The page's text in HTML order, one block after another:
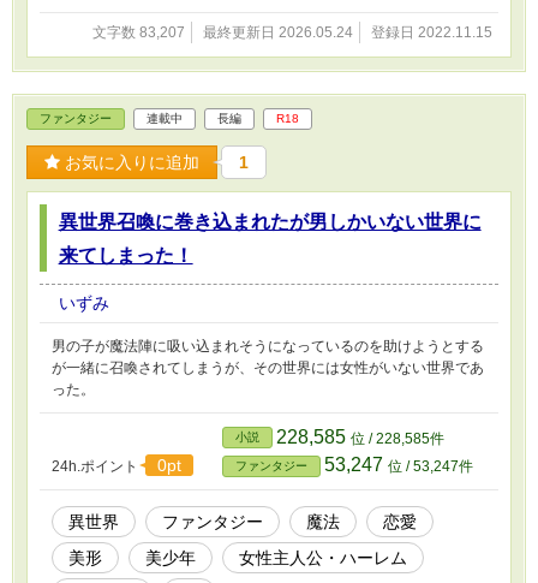
文字数 83,207 最終更新日 2026.05.24 登録日 2022.11.15
ファンタジー 連載中 長編 R18
お気に入りに追加 1
異世界召喚に巻き込まれたが男しかいない世界に
来てしまった！
いずみ
男の子が魔法陣に吸い込まれそうになっているのを助けようとする
が一緒に召喚されてしまうが、その世界には女性がいない世界であ
った。
24h.ポイント 0pt
小説 228,585 位 / 228,585件
ファンタジー 53,247 位 / 53,247件
異世界 ファンタジー 魔法
恋愛
美形
美少年
女性主人公・ハーレム